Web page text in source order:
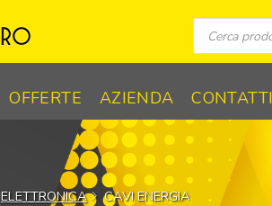
Ricerca
prodotti
OFFERTE AZIENDA CONTATTI
ELETTRONICA CAVI ENERGIA